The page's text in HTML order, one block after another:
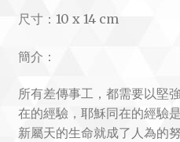
尺寸：10 x 14 cm
簡介：
所有差傳事工，都需要以堅
在的經驗，耶穌同在的經驗
新屬天的生命就成了人為的